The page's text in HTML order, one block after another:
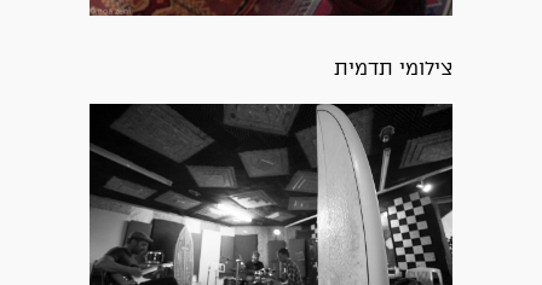
צילומי תדמית